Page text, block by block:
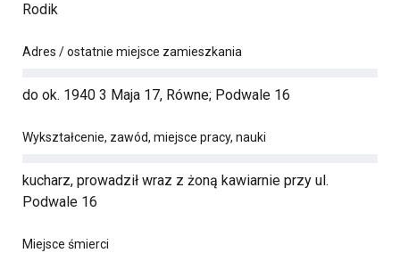
Rodik
Adres / ostatnie miejsce zamieszkania
do ok. 1940 3 Maja 17, Równe; Podwale 16
Wykształcenie, zawód, miejsce pracy, nauki
kucharz, prowadził wraz z żoną kawiarnie przy ul.
Podwale 16
Miejsce śmierci